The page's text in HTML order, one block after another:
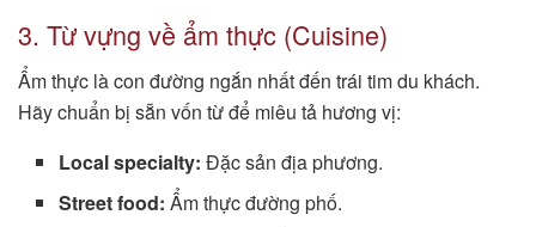
3. Từ vựng về ẩm thực (Cuisine)
Ẩm thực là con đường ngắn nhất đến trái tim du khách.
Hãy chuẩn bị sẵn vốn từ để miêu tả hương vị:
Local specialty: Đặc sản địa phương.
Street food: Ẩm thực đường phố.